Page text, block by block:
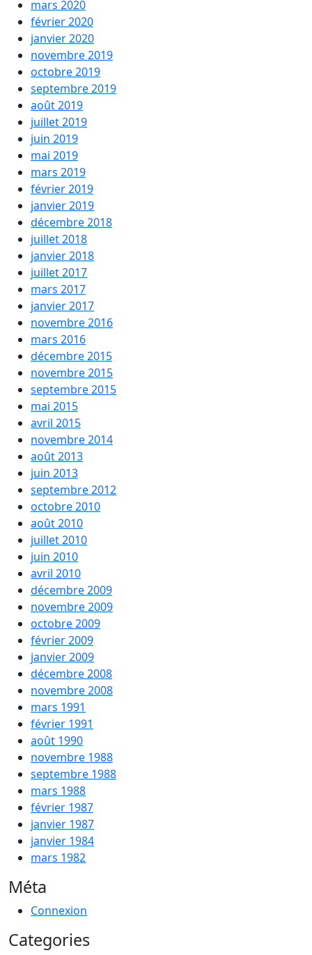
mars 2020
février 2020
janvier 2020
novembre 2019
octobre 2019
septembre 2019
août 2019
juillet 2019
juin 2019
mai 2019
mars 2019
février 2019
janvier 2019
décembre 2018
juillet 2018
janvier 2018
juillet 2017
mars 2017
janvier 2017
novembre 2016
mars 2016
décembre 2015
novembre 2015
septembre 2015
mai 2015
avril 2015
novembre 2014
août 2013
juin 2013
septembre 2012
octobre 2010
août 2010
juillet 2010
juin 2010
avril 2010
décembre 2009
novembre 2009
octobre 2009
février 2009
janvier 2009
décembre 2008
novembre 2008
mars 1991
février 1991
août 1990
novembre 1988
septembre 1988
mars 1988
février 1987
janvier 1987
janvier 1984
mars 1982
Méta
Connexion
Categories